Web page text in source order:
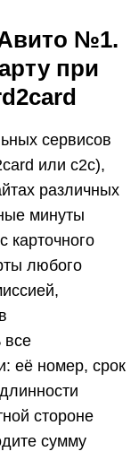
№1.
при
сервисов
или c2c),
различных
минуты
карточного
любого
все
её номер, срок
стороне
сумму